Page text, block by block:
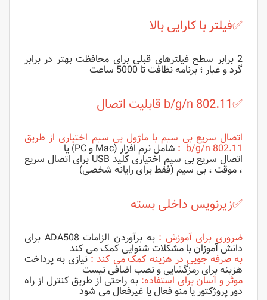
✅فیلتر با کارایی بالا
2 برابر سطح فیلترهای قبلی برای محافظت بهتر در برابر
گرد و غبار ؛ برنامه نظافت تا 5000 ساعت
✅802.11 b/g/n قابلیت اتصال
اتصال سریع بی سیم با ماژول بی سیم اختیاری از طریق
802.11 b/g/n
: شامل نرم افزار (Mac و PC) یا
اتصال سریع بی سیم اختیاری کلید USB برای اتصال سریع
، موقت ، بی سیم (فقط برای رایانه شخصی)
✅زیرنویس داخلی بسته
ضروری برای آموزش : به برآوردن الزامات ADA508 برای
دانش آموزان با مشکلات شنوایی کمک می کند
به صرفه جویی در هزینه کمک می کند : نیازی به پرداخت
هزینه برای رمزگشایی و نصب اضافی نیست
موثر و آسان برای استفاده: به راحتی از طریق کنترل از راه
دور پروژکتور یا منو فعال یا غیرفعال می شود